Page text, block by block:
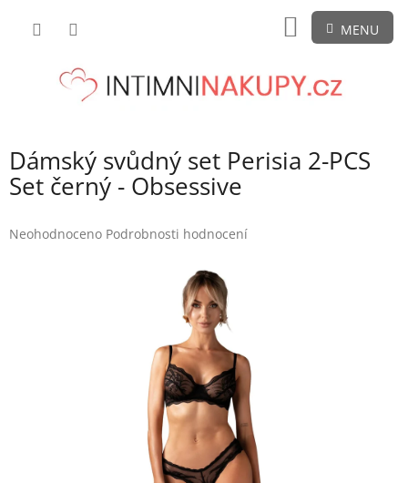
NÁKUPNÍ
KOŠÍK
Dámský svůdný set Perisia 2-PCS
Set černý - Obsessive
Průměrné
Neohodnoceno Podrobnosti hodnocení